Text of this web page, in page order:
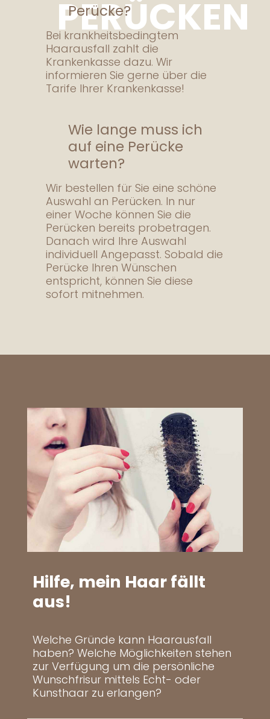
PERÜCKEN
Perücke?
Bei krankheitsbedingtem
Haarausfall zahlt die
Krankenkasse dazu. Wir
informieren Sie gerne über die
Tarife Ihrer Krankenkasse!
Wie lange muss ich
auf eine Perücke
warten?
Wir bestellen für Sie eine schöne
Auswahl an Perücken. In nur
einer Woche können Sie die
Perücken bereits probetragen.
Danach wird Ihre Auswahl
individuell Angepasst. Sobald die
Perücke Ihren Wünschen
entspricht, können Sie diese
sofort mitnehmen.
Hilfe, mein Haar fällt
aus!
Welche Gründe kann Haarausfall
haben? Welche Möglichkeiten stehen
zur Verfügung um die persönliche
Wunschfrisur mittels Echt- oder
Kunsthaar zu erlangen?